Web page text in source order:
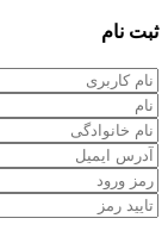
ثبت نام